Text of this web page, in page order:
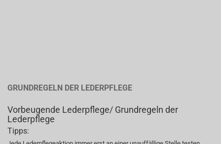
GRUNDREGELN DER LEDERPFLEGE
Vorbeugende Lederpflege/ Grundregeln der
Lederpflege
Tipps: